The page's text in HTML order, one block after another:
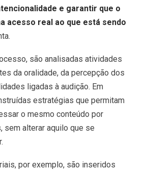
e garantir que o
acesso real ao que está sendo
são analisadas atividades
da oralidade, da percepção dos
ligadas à audição. Em
estratégias que permitam
o mesmo conteúdo por
sem alterar aquilo que se
por exemplo, são inseridos